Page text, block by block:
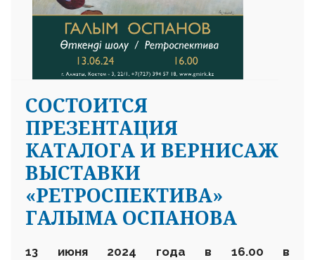
СОСТОИТСЯ
ПРЕЗЕНТАЦИЯ
КАТАЛОГА И ВЕРНИСАЖ
ВЫСТАВКИ
«РЕТРОСПЕКТИВА»
ГАЛЫМА ОСПАНОВА
13 июня 2024 года в 16.00 в